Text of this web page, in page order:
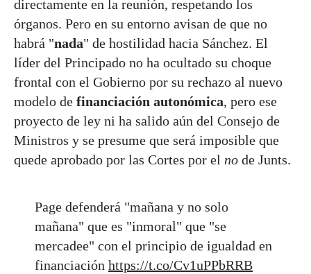
directamente en la reunión, respetando los
órganos. Pero en su entorno avisan de que no
habrá "nada" de hostilidad hacia Sánchez. El
líder del Principado no ha ocultado su choque
frontal con el Gobierno por su rechazo al nuevo
modelo de financiación autonómica, pero ese
proyecto de ley ni ha salido aún del Consejo de
Ministros y se presume que será imposible que
quede aprobado por las Cortes por el no de Junts.
Page defenderá "mañana y no solo
mañana" que es "inmoral" que "se
mercadee" con el principio de igualdad en
financiación https://t.co/Cv1uPPbRRB